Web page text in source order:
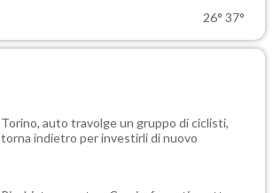
26° 37°
Torino, auto travolge un gruppo di ciclisti,
torna indietro per investirli di nuovo